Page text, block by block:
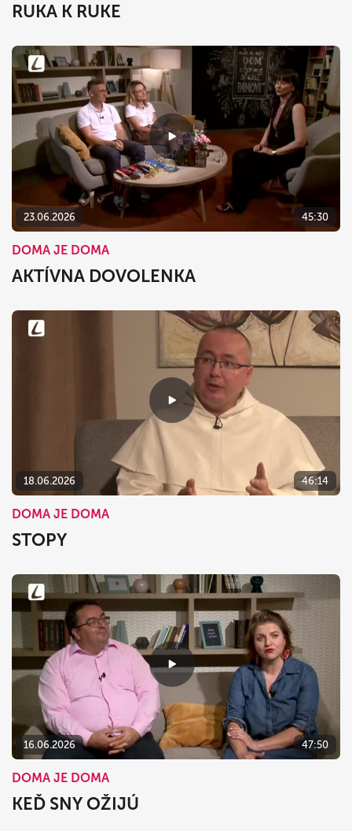
RUKA K RUKE
23.06.2026 45:30
DOMA JE DOMA
AKTÍVNA DOVOLENKA
18.06.2026 46:14
DOMA JE DOMA
STOPY
16.06.2026 47:50
DOMA JE DOMA
KEĎ SNY OŽIJÚ